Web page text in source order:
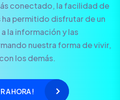
conectado, la facilidad de
permitido disfrutar de un
la información y las
nuestra forma de vivir,
los demás.
AHORA!